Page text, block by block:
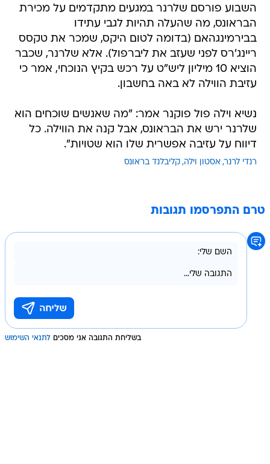
השבוע פורסם שלרנר במגעים מתקדמים על מכירת
הבראונס, מה שהעלה תהיות לגבי עתידו
בבירמינגהאם (בדומה לטום היקס, שמכר את טקסס
ריינג'רס לפני שעזב את ליברפול). אלא שלרנר, שכבר
הוציא 10 מיליון ליש"ט על רכש בקיץ הנוכחי, אמר כי
עזיבת הווילה לא באה בחשבון.
נשיא וילה פול פוקנר אמר: "מה שאנשים שוכחים הוא
שלרנר ירש את הבראונס, אבל קנה את הווילה. כל
דיווח על עזיבה אפשרית שלו הוא שטויות".
רנדי לרנר אסטון וילה קליבלנד בראונס
טרם התפרסמו תגובות
בשליחת התגובה אני מסכים לתנאי השימוש